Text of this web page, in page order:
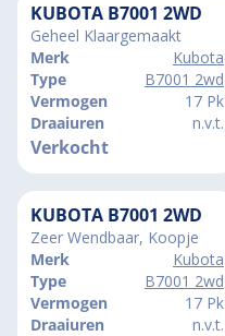
KUBOTA B7001 2WD
Geheel Klaargemaakt
Merk
Kubota
Type
B7001 2wd
Vermogen
17 Pk
Draaiuren
n.v.t.
Verkocht
KUBOTA B7001 2WD
Zeer Wendbaar, Koopje
Merk
Kubota
Type
B7001 2wd
Vermogen
17 Pk
Draaiuren
n.v.t.